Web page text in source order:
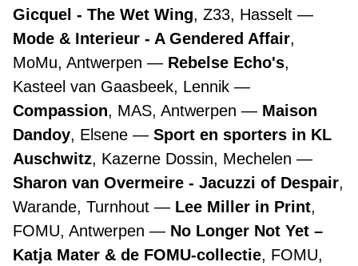
Gicquel - The Wet Wing, Z33, Hasselt
Mode & Interieur - A Gendered Affair,
MoMu, Antwerpen
Rebelse Echo's,
Kasteel van Gaasbeek, Lennik
Compassion, MAS, Antwerpen
Maison
Dandoy, Elsene
Sport en sporters in KL
Auschwitz, Kazerne Dossin, Mechelen
Sharon van Overmeire - Jacuzzi of Despair,
Warande, Turnhout
Lee Miller in Print,
FOMU, Antwerpen
No Longer Not Yet –
Katja Mater & de FOMU-collectie, FOMU,